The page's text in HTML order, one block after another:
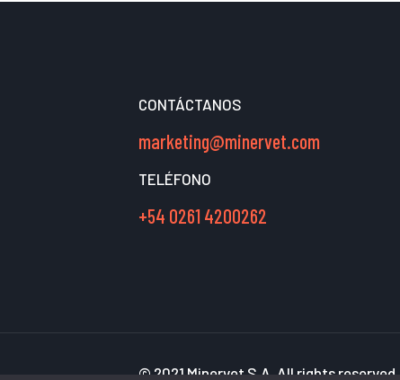
CONTÁCTANOS
marketing@minervet.com
TELÉFONO
+54 0261 4200262
© 2021 Minervet S.A. All rights reserved.